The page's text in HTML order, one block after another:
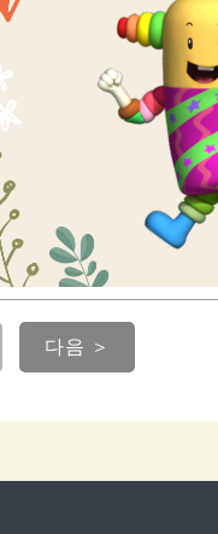
다음 ＞